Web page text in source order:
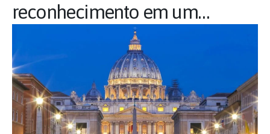
reconhecimento em um
Consulado Italiano que atende
ao seu Estado